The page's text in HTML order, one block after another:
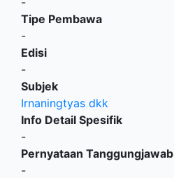
Tipe Pembawa
-
Edisi
-
Subjek
Irnaningtyas dkk
Info Detail Spesifik
-
Pernyataan Tanggungjawab
-